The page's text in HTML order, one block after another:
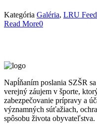
Kategória Galéria, LRU
Read More0
Napĺňaním poslania SZŠR
verejný záujem v športe,
zabezpečovanie prípravy a
významných súťažiach,
spôsobu života obyvateľstva.